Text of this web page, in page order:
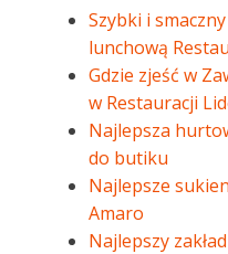
Szybki i
lunchową
Gdzie zjeść w
w Restauracji
Najlepsza
do butiku
Najlepsze
Amaro
Najlepszy